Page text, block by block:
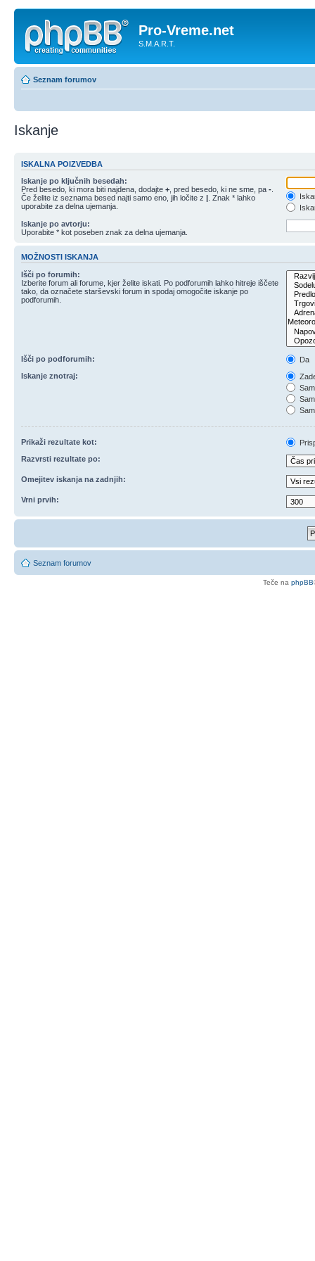
Pro-Vreme.net
S.M.A.R.T.
Seznam forumov
Iskanje
ISKALNA POIZVEDBA
Iskanje po ključnih besedah:
Pred besedo, ki mora biti najdena, dodajte + , pred besedo, ki ne sme, pa -
Če želite iz seznama besed najti samo eno, jih ločite z | . Znak * lahko
uporabite za delna ujemanja.
Iskanje po avtorju:
Uporabite * kot poseben znak za delna ujemanja.
MOŽNOSTI ISKANJA
Išči po forumih:
Izberite forum ali forume, kjer želite iskati. Po podforumih lahko hitreje iščete
tako, da označete starševski forum in spodaj omogočite iskanje po
podforumih.
Išči po podforumih:
Da
Iskanje znotraj:
Prikaži rezultate kot:
Razvrsti rezultate po:
Omejitev iskanja na zadnjih:
Vrni prvih:
Seznam forumov
Teče na phpBB